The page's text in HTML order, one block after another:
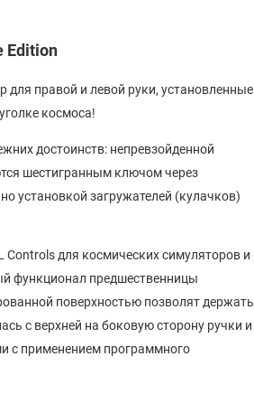
Edition
для правой и левой руки, установленные
космоса!
достоинств: непревзойденной
шестигранным ключом через
установкой загружателей (кулачков)
для космических симуляторов и
функционал предшественницы
поверхностью позволят держать
с верхней на боковую сторону ручки и
с применением программного